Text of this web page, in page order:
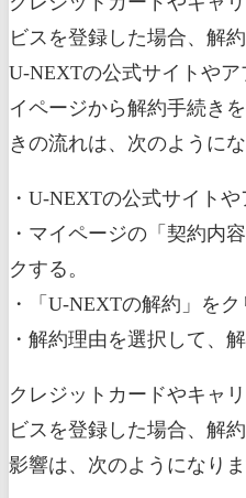
ビスを登録した場合、解
U-NEXTの公式サイトや
イページから解約手続き
きの流れは、次のようにな
・U-NEXTの公式サイト
・マイページの「契約内
クする。
・「U-NEXTの解約」をク
・解約理由を選択して、
クレジットカードやキャ
ビスを登録した場合、解
影響は、次のようになりま